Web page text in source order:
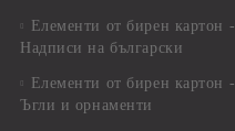
Елементи от бирен картон -
Надписи на български
Елементи от бирен картон -
Ъгли и орнаменти